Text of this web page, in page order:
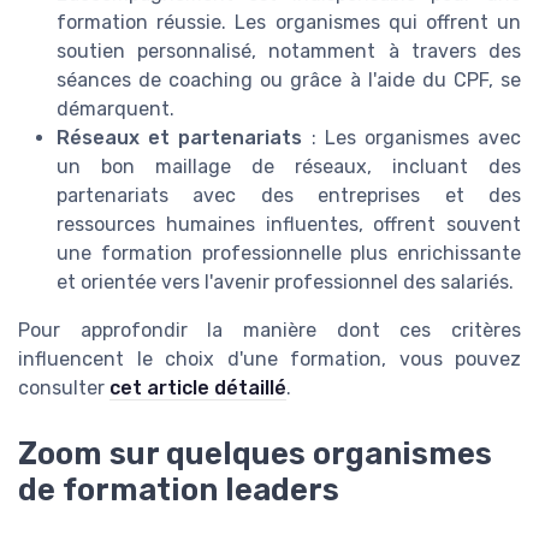
formation réussie. Les organismes qui offrent un
soutien personnalisé, notamment à travers des
séances de coaching ou grâce à l'aide du CPF, se
démarquent.
Réseaux et partenariats : Les organismes avec
un bon maillage de réseaux, incluant des
partenariats avec des entreprises et des
ressources humaines influentes, offrent souvent
une formation professionnelle plus enrichissante
et orientée vers l'avenir professionnel des salariés.
Pour approfondir la manière dont ces critères
influencent le choix d'une formation, vous pouvez
consulter cet article détaillé.
Zoom sur quelques organismes
de formation leaders